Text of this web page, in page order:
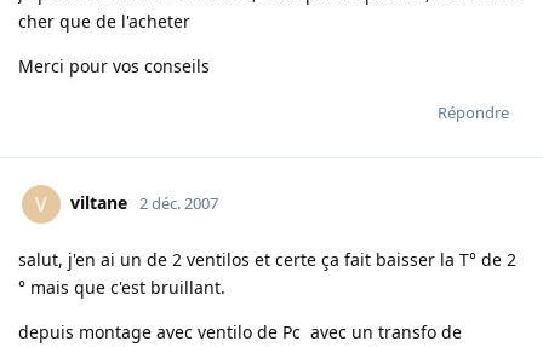
cher que de l'acheter
Merci pour vos conseils
Répondre
V viltane 2 déc. 2007
salut, j'en ai un de 2 ventilos et certe ça fait baisser la T° de 2
° mais que c'est bruillant.
depuis montage avec ventilo de Pc avec un transfo de